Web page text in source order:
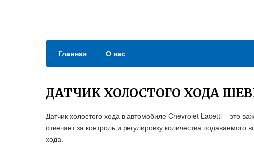
Главная О нас
ДАТЧИК ХОЛОСТОГО ХОДА
Датчик холостого хода в автомобиле Chevrolet Lacetti – это
отвечает за контроль и регулировку количества подаваемого
хода.